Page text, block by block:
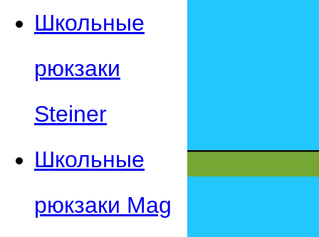
Школьные
рюкзаки
Steiner
Школьные
рюкзаки Mag